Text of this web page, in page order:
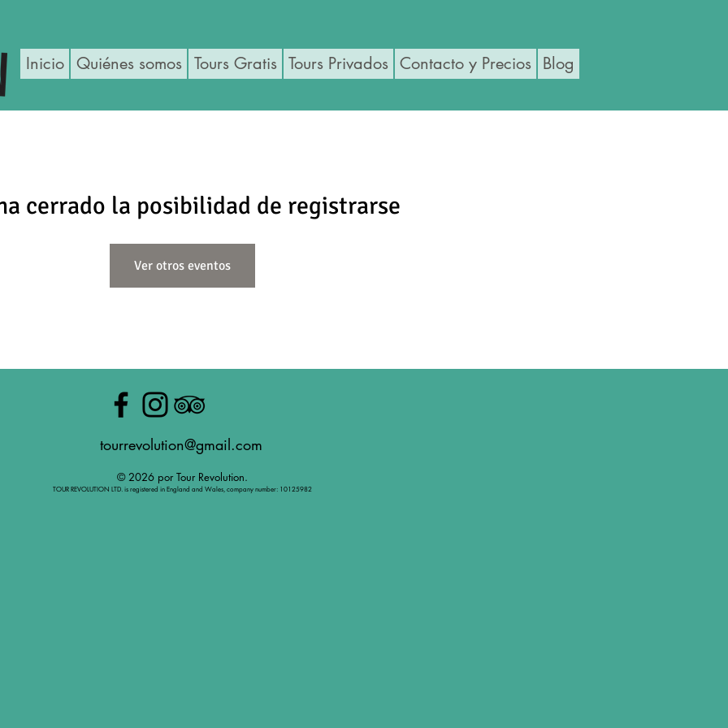
Inicio Quiénes somos Tours Gratis Tours Privados Contacto y Precios Blog
cerrado la posibilidad de registrarse
Ver otros eventos
tourrevolution@gmail.com
© 2026 por Tour Revolution.
TOUR REVOLUTION LTD. is registered in England and Wales, company number: 10125982